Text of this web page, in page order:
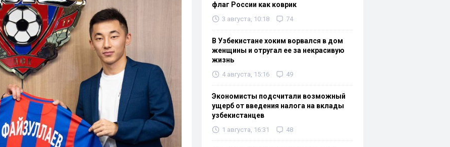
флаг России как коврик
3 августа, 10:18 74
В Узбекистане хоким ворвался в дом
женщины и отругал ее за некрасивую
жизнь
4 августа, 15:16 49
Экономисты подсчитали возможный
ущерб от введения налога на вклады
узбекистанцев
1 августа, 16:31 48